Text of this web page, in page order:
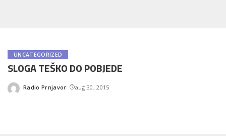
UNCATEGORIZED
SLOGA TEŠKO DO POBJEDE
Posted
Radio Prnjavor aug 30, 2015